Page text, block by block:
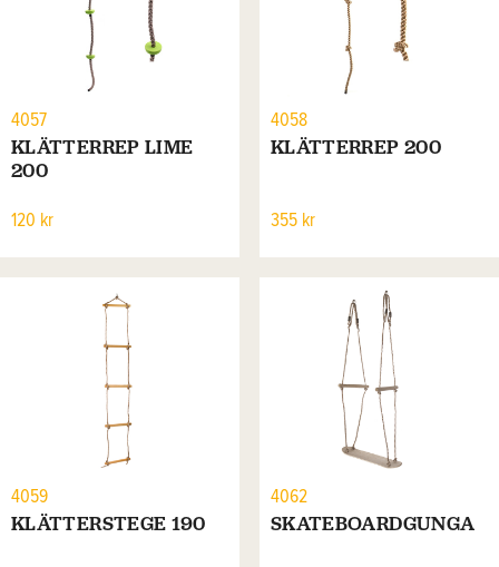
4057
KLÄTTERREP LIME
200
120 kr
4058
KLÄTTERREP 200
355 kr
4059
KLÄTTERSTEGE 190
4062
SKATEBOARDGUNGA